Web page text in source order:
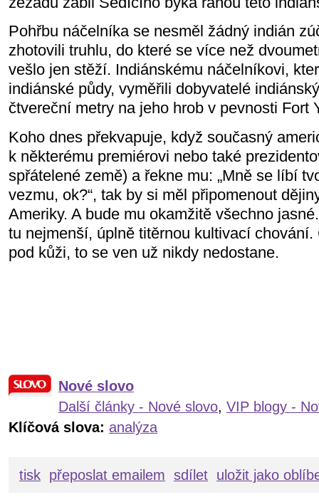
Pohřbu náčelníka se nesměl žádný indián
zhotovili truhlu, do které se více než
vešlo jen stěží. Indiánskému náčelníkovi,
indiánské půdy, vyměřili dobyvatelé
čtvereční metry na jeho hrob v pevnosti Fort
Koho dnes překvapuje, když současný
k některému premiérovi nebo také
spřátelené země) a řekne mu: „Mně se líbí
vezmu, ok?“, tak by si měl připomenout
Ameriky. A bude mu okamžitě všechno
tu nejmenší, úplně titěrnou kultivací chování.
pod kůži, to se ven už nikdy nedostane.
Nové slovo
Další články - Nové slovo, VIP blogy -
Klíčová slova: analýza
tisk přeposlat emailem sdílet uložit jako